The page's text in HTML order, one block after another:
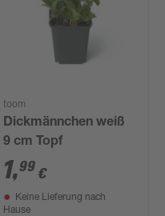
toom
Dickmännchen weiß
9 cm Topf
1,99 €
Keine Lieferung nach
Hause